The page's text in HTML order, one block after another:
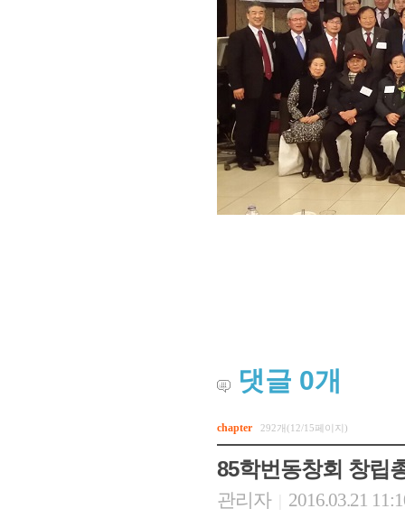
영상갤
댓글 0개
chapter 292개(12/15페이지)
85학번동창회 창립
관리자 2016.03.21